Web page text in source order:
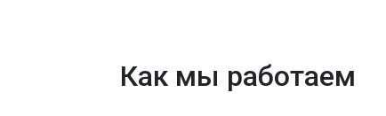
Как мы работаем